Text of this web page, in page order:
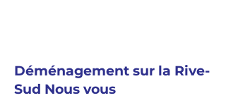
optimiser le temps et la
sécurité du transport.
Déménagement sur la Rive-
Sud Nous vous